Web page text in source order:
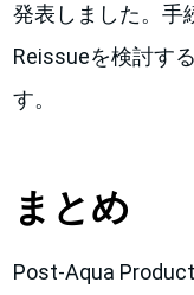
発表しました。手
Reissueを検討す
す。
まとめ
Post-Aqua